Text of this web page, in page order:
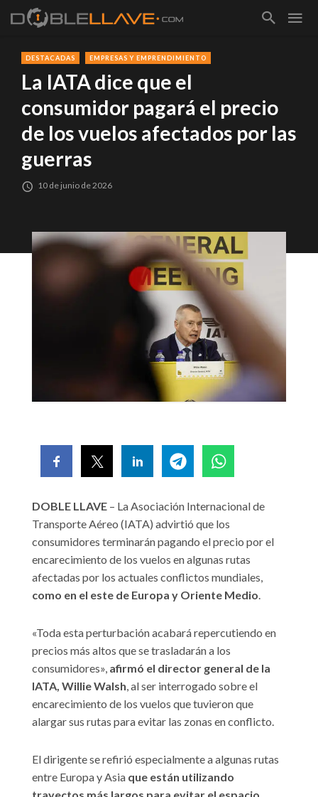
DESTACADAS EMPRESAS Y EMPRENDIMIENTO
La IATA dice que el
consumidor pagará el precio
de los vuelos afectados por las
guerras
10 de junio de 2026
DOBLE LLAVE – La Asociación Internacional de
Transporte Aéreo (IATA) advirtió que los
consumidores terminarán pagando el precio por el
encarecimiento de los vuelos en algunas rutas
afectadas por los actuales conflictos mundiales,
como en el este de Europa y Oriente Medio.
«Toda esta perturbación acabará repercutiendo en
precios más altos que se trasladarán a los
consumidores», afirmó el director general de la
IATA, Willie Walsh, al ser interrogado sobre el
encarecimiento de los vuelos que tuvieron que
alargar sus rutas para evitar las zonas en conflicto.
El dirigente se refirió especialmente a algunas rutas
entre Europa y Asia que están utilizando